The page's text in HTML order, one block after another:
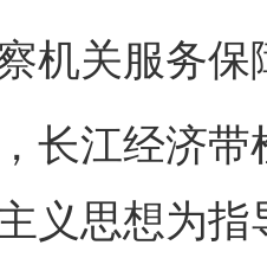
关服务保
江经济带
义思想为